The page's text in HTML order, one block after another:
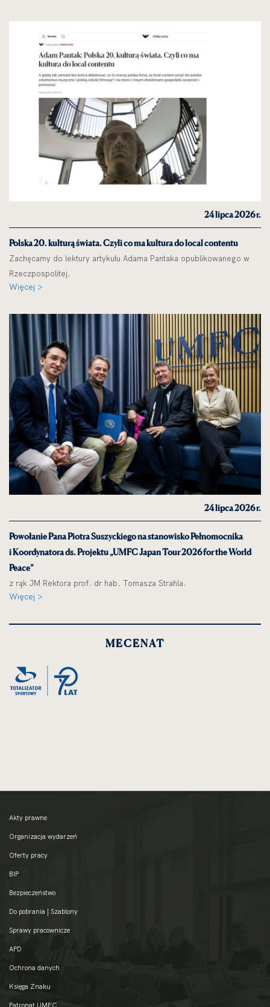
24 lipca 2026 r.
Polska 20. kulturą świata. Czyli co ma kultura do local contentu
Zachęcamy do lektury artykułu Adama Pantaka opublikowanego w
Rzeczpospolitej.
Więcej >
24 lipca 2026 r.
Powołanie Pana Piotra Suszyckiego na stanowisko Pełnomocnika
i Koordynatora ds. Projektu „UMFC Japan Tour 2026 for the World
Peace”
z rąk JM Rektora prof. dr hab. Tomasza Strahla.
Więcej >
MECENAT
Akty prawne
Organizacja wydarzeń
Oferty pracy
BIP
Bezpieczeństwo
Do pobrania | Szablony
Sprawy pracownicze
APD
Ochrona danych
Księga Znaku
Patronat UMFC